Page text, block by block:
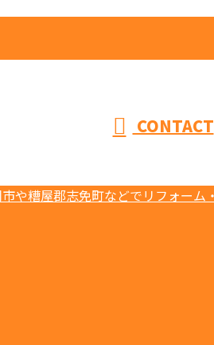
CONTACT